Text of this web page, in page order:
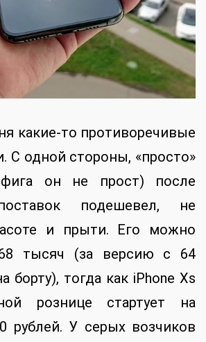
какие-то противоречивые
С одной стороны, «просто»
он не прост) после
подешевел, не
и прыти. Его можно
тысяч (за версию с 64
борту), тогда как iPhone Xs
рознице стартует на
рублей. У серых возчиков